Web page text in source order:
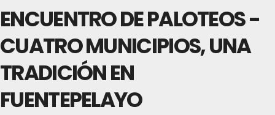
ENCUENTRO DE PALOTEOS -
CUATRO MUNICIPIOS, UNA
TRADICIÓN EN
FUENTEPELAYO